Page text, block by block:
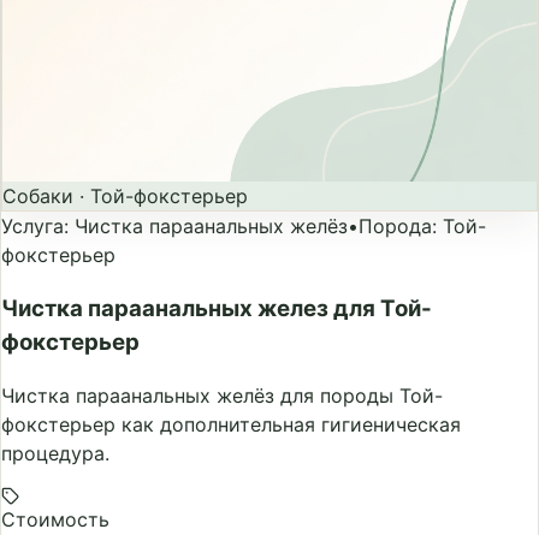
Собаки · Той-фокстерьер
Услуга: Чистка параанальных желёз•Порода: Той-
фокстерьер
Чистка параанальных желез для Той-
фокстерьер
Чистка параанальных желёз для породы Той-
фокстерьер как дополнительная гигиеническая
процедура.
Стоимость